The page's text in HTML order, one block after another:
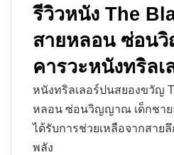
รีวิวหนัง The
สายหลอน ซ่อน
คารวะหนังทริลเ
หนังทริลเลอร์ปนสยองขวัญ
หลอน ซ่อนวิญญาณ เด็กชาย
ได้รับการช่วยเหลือจากสาย
พลัง